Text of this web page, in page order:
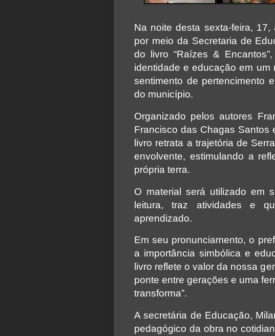
Na noite desta sexta-feira,
por meio da Secretaria de
do livro “Raízes &
identidade e educação em um
sentimento de pertencimento
do município.
Organizado pelos autores
Francisco das Chagas Santos
livro retrata a trajetória de
envolvente, estimulando a
própria terra.
O material será utilizado em
leitura, traz atividades e
aprendizado.
Em seu pronunciamento, o
a importância simbólica e
livro reflete o valor da nossa
ponte entre gerações e uma
transforma”.
A secretária de Educação,
pedagógico da obra no